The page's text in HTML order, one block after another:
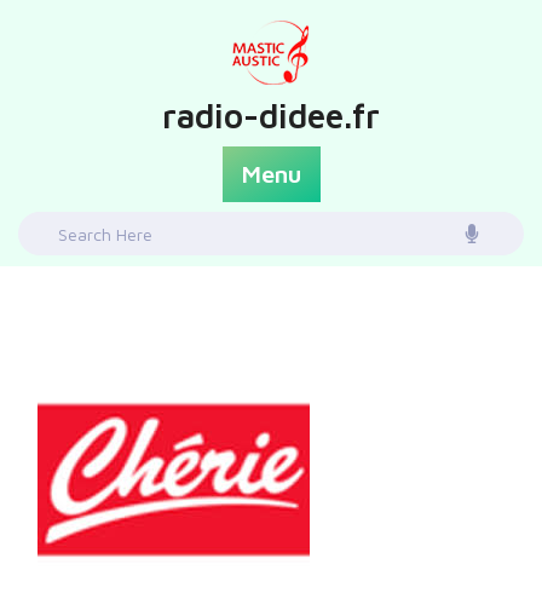
radio-didee.fr
Menu
Search